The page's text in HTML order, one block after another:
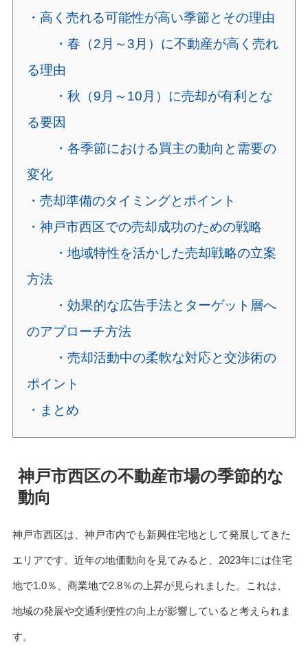
・高く売れる可能性が高い季節とその理由
・春（2月～3月）に不動産が高く売れ
る理由
・秋（9月～10月）に売却が有利とな
る要因
・各季節における買主の動向と需要の
変化
・売却準備のタイミングとポイント
・神戸市西区での売却成功のための戦略
・地域特性を活かした売却戦略の立案
方法
・効果的な広告手法とターゲット層へ
のアプローチ方法
・売却活動中の柔軟な対応と交渉術の
ポイント
・まとめ
神戸市西区の不動産市場の季節的な
動向
神戸市西区は、神戸市内でも新興住宅地として発展してきた
エリアです。近年の地価動向を見てみると、2023年には住宅
地で1.0％、商業地で2.8％の上昇が見られました。これは、
地域の発展や交通利便性の向上が影響していると考えられま
す。